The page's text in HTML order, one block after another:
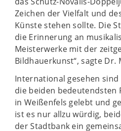
Zeichen der Vielfalt und
Künste stehen sollte. Die
die Erinnerung an
Meisterwerke mit der
Bildhauerkunst“, sagte Dr.
International gesehen sind
die beiden bedeutendsten
in Weißenfels gelebt und
ist es nur allzu würdig,
der Stadtbank ein